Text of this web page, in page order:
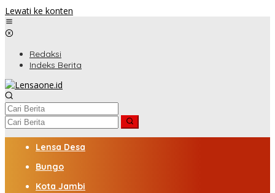
Lewati ke konten
Redaksi
Indeks Berita
Lensa Desa
Bungo
Kota Jambi